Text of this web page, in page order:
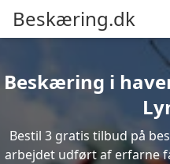
Beskæring.dk
Beskæring i
Bestil 3 gratis tilbud på
arbejdet udført af erfarne